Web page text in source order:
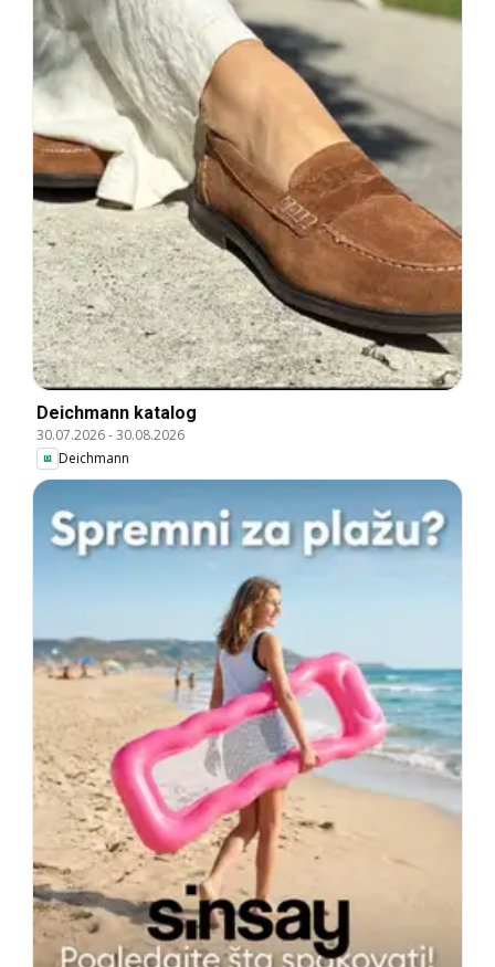
Deichmann katalog
30.07.2026-30.08.2026
Deichmann